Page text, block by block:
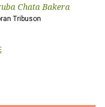
Chata Bakera
Tribuson